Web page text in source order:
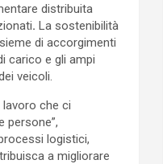
distribuita
. La sostenibilità
di accorgimenti
carico e gli ampi
veicoli.
lavoro che ci
persone”,
logistici,
a migliorare